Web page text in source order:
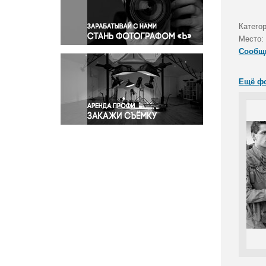
Правосудие
Происшествия и конфликты
Религия
Светская жизнь
Спорт
Экология
Экономика и бизнес
Место:
Ещё